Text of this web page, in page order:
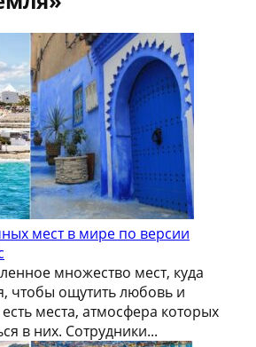
мест в мире по версии
множество мест, куда
чтобы ощутить любовь и
места, атмосфера которых
в них. Сотрудники...